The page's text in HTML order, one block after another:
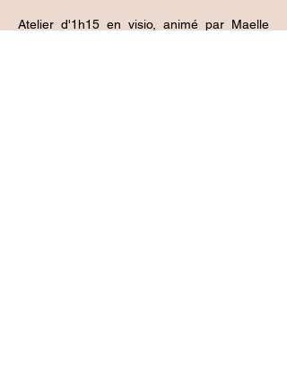
Atelier d'1h15 en visio, animé par Maelle